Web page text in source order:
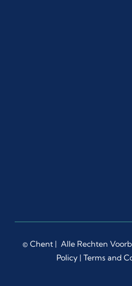
© Chent| Alle Rechten
Policy | Terms and